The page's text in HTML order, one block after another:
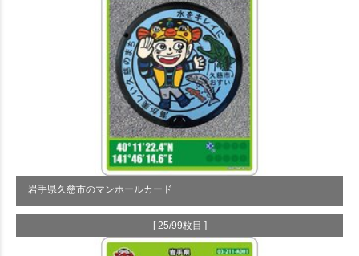
岩手県久慈市のマンホールカード
[ 25/99枚目 ]